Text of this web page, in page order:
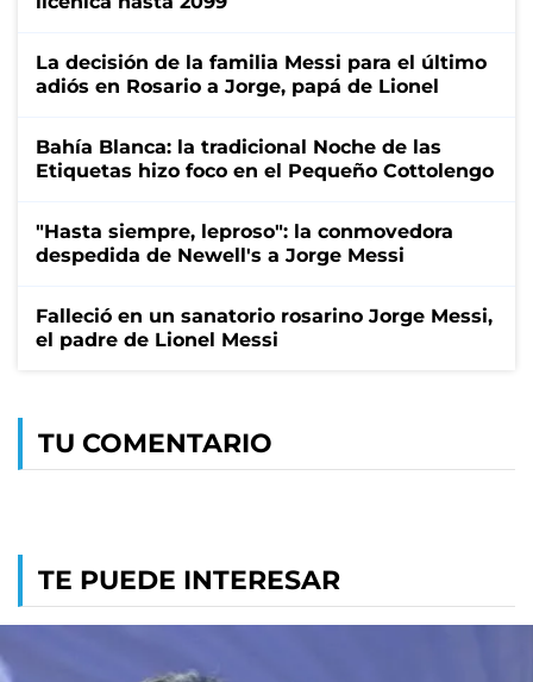
La decisión de la familia Messi para el último
adiós en Rosario a Jorge, papá de Lionel
Bahía Blanca: la tradicional Noche de las
Etiquetas hizo foco en el Pequeño Cottolengo
"Hasta siempre, leproso": la conmovedora
despedida de Newell's a Jorge Messi
Falleció en un sanatorio rosarino Jorge Messi,
el padre de Lionel Messi
TU COMENTARIO
TE PUEDE INTERESAR